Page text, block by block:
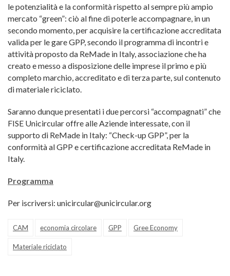
le potenzialità e la conformità rispetto al sempre più ampio
mercato “green”: ciò al fine di poterle accompagnare, in un
secondo momento, per acquisire la certificazione accreditata
valida per le gare GPP, secondo il programma di incontri e
attività proposto da ReMade in Italy, associazione che ha
creato e messo a disposizione delle imprese il primo e più
completo marchio, accreditato e di terza parte, sul contenuto
di materiale riciclato.
Saranno dunque presentati i due percorsi “accompagnati” che
FISE Unicircular offre alle Aziende interessate, con il
supporto di ReMade in Italy: “Check-up GPP”, per la
conformità al GPP e certificazione accreditata ReMade in
Italy.
Programma
Per iscriversi: unicircular@unicircular.org
CAM economia circolare GPP Gree Economy
Materiale riciclato